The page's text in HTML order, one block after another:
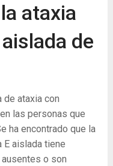
ataxia
de
ataxia con
las personas que
ha encontrado que la
E aislada tiene
o son